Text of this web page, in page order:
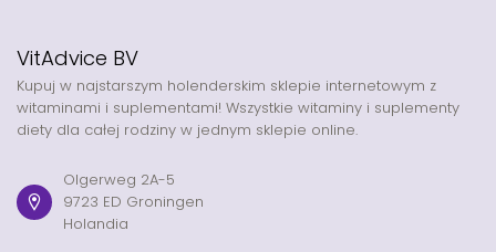
VitAdvice BV
Kupuj w najstarszym holenderskim sklepie internetowym z
witaminami i suplementami! Wszystkie witaminy i suplementy
diety dla całej rodziny w jednym sklepie online.
Olgerweg 2A-5
9723 ED Groningen
Holandia